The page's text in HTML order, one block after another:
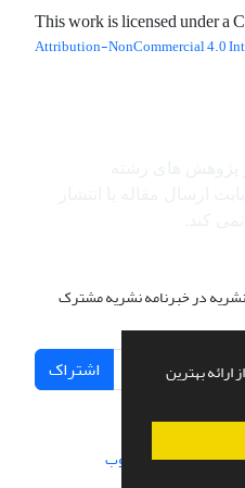
ارائه بهترین
This work is licensed under a
Attribution-NonCommercial 4.0
نشریه در خبرنامه نشریه مشترک
اشتراک
پیاده سازی از سیناوب